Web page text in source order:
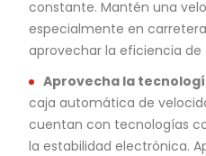
constante. Mantén una
especialmente en
aprovechar la eficiencia
Aprovecha la
caja automática de
cuentan con tecnologías
la estabilidad electrónica.